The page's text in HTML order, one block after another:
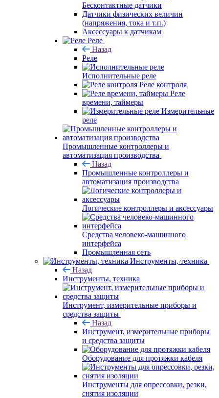
Бесконтактные датчики
Датчики физических величин
(напряжения, тока и т.п.)
Аксессуары к датчикам
Реле
Назад
Реле
Исполнительные реле
Реле контроля
Реле
времени, таймеры
Измерительные
реле
Промышленные контроллеры и
автоматизация производства
Назад
Промышленные контроллеры и
автоматизация производства
Логические контроллеры и аксессуары
Средства человеко-машинного
интерфейса
Промышленная сеть
Инструменты, техника
Назад
Инструменты, техника
Инструмент, измерительные приборы и
средства защиты
Назад
Инструмент, измерительные приборы
и средства защиты
Оборудование для протяжки кабеля
Инструменты для опрессовки, резки,
снятия изоляции